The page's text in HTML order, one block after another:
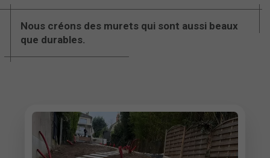
Nous créons des murets qui sont aussi beaux
que durables.